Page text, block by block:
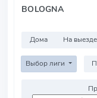
BOLOGNA
Дома На выезде
Выбор лиги